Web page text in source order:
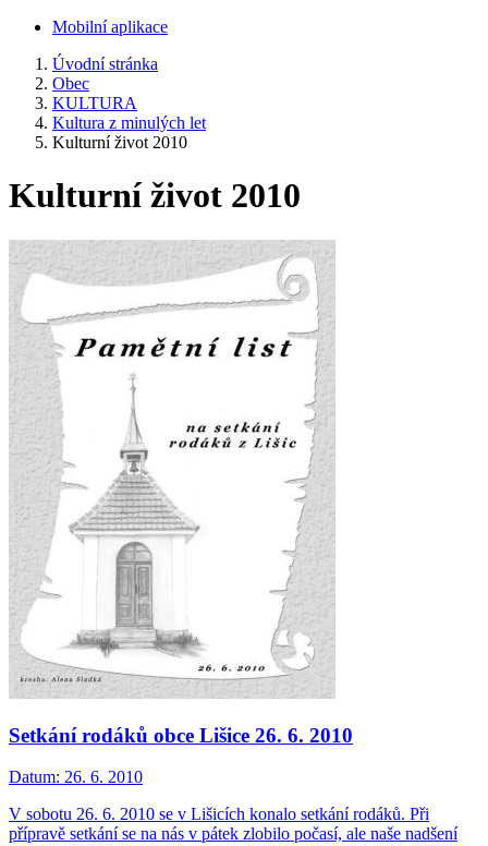
Mobilní aplikace
Úvodní stránka
Obec
KULTURA
Kultura z minulých let
Kulturní život 2010
Kulturní život 2010
Setkání rodáků obce Lišice 26. 6. 2010
Datum: 26. 6. 2010
V sobotu 26. 6. 2010 se v Lišicích konalo setkání rodáků. Při
přípravě setkání se na nás v pátek zlobilo počasí, ale naše nadšení